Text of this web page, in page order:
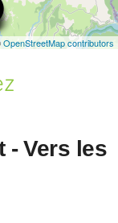
OpenStreetMap contributors
- Vers les